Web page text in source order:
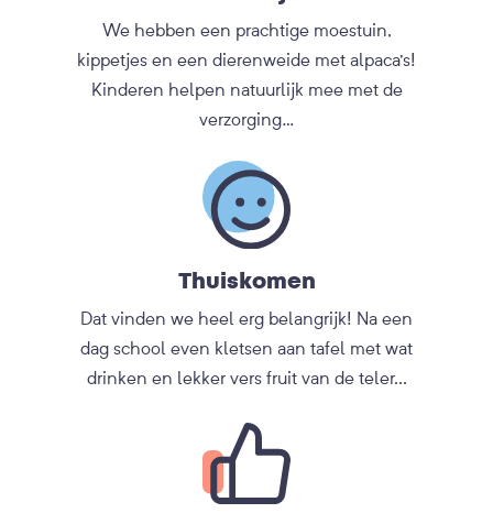
We hebben een prachtige moestuin,
kippetjes en een dierenweide met alpaca's!
Kinderen helpen natuurlijk mee met de
verzorging…
Thuiskomen
Dat vinden we heel erg belangrijk! Na een
dag school even kletsen aan tafel met wat
drinken en lekker vers fruit van de teler...